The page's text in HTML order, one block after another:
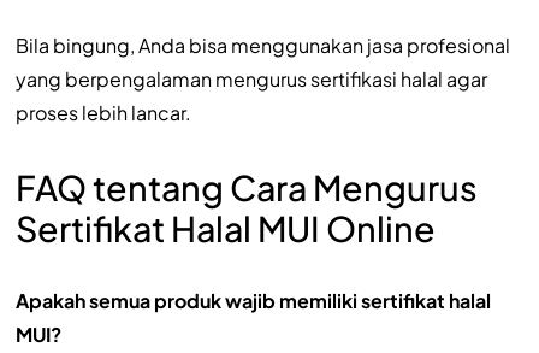
Bila bingung, Anda bisa menggunakan jasa profesional
yang berpengalaman mengurus sertifikasi halal agar
proses lebih lancar.
FAQ tentang Cara Mengurus
Sertifikat Halal MUI Online
Apakah semua produk wajib memiliki sertifikat halal
MUI?